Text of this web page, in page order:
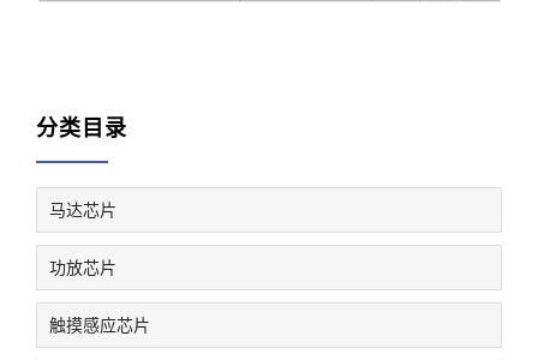
分类目录
马达芯片
功放芯片
触摸感应芯片